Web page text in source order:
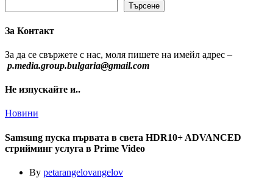
Търсене
За Контакт
За да се свържете с нас, моля пишете на имейл адрес –
p.media.group.bulgaria@gmail.com
Не изпускайте и..
Новини
Samsung пуска първата в света HDR10+ ADVANCED
стрийминг услуга в Prime Video
By petarangelovangelov